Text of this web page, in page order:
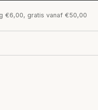
€6,00, gratis vanaf €50,00